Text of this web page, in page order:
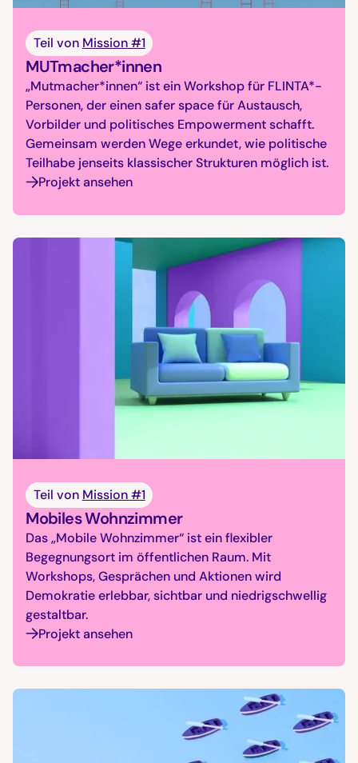
Teil von Mission #1
MUTmacher*innen
„Mutmacher*innen“ ist ein Workshop für FLINTA*-
Personen, der einen safer space für Austausch,
Vorbilder und politisches Empowerment schafft.
Gemeinsam werden Wege erkundet, wie politische
Teilhabe jenseits klassischer Strukturen möglich ist.
Projekt ansehen
Teil von Mission #1
Mobiles Wohnzimmer
Das „Mobile Wohnzimmer“ ist ein flexibler
Begegnungsort im öffentlichen Raum. Mit
Workshops, Gesprächen und Aktionen wird
Demokratie erlebbar, sichtbar und niedrigschwellig
gestaltbar.
Projekt ansehen